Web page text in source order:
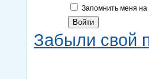
Запомнить меня
Забыли свой